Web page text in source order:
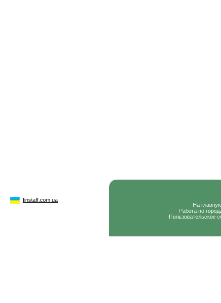
finstaff.com.ua
На
Работа по
Пользовательское